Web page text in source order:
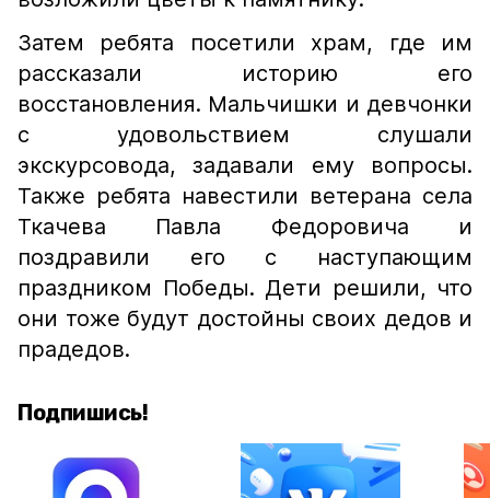
Затем ребята посетили храм, где им
рассказали историю его
восстановления. Мальчишки и девчонки
с удовольствием слушали
экскурсовода, задавали ему вопросы.
Также ребята навестили ветерана села
Ткачева Павла Федоровича и
поздравили его с наступающим
праздником Победы. Дети решили, что
они тоже будут достойны своих дедов и
прадедов.
Подпишись!